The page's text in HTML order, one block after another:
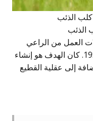
الذئب
الذئب
العمل من الراعي
الألماني مع ذئاب الكاربات في عام 1955. كان الهدف هو إنشاء
إلى عقلية القطيع